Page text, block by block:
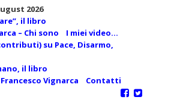
2026
il libro
– Chi sono
I miei video…
su Pace, Disarmo,
il libro
Vignarca
Contatti